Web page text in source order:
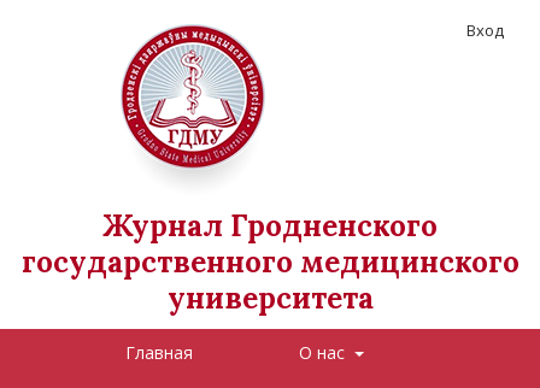
Журнал Гродненского
государственного медицинского
университета
Главная О нас
Вход